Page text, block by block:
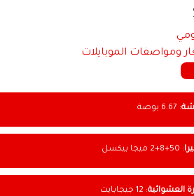
ومواصفات الموبايلات
: 6.67 بوصة
: 2+8+50 ميجا بيكسل
العشوائية: 12 جيجابايت